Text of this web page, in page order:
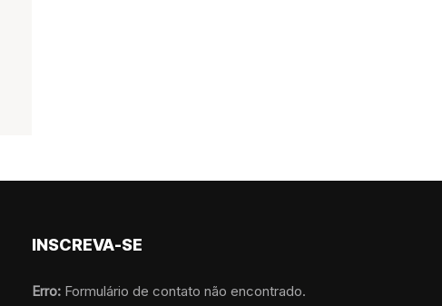
INSCREVA-SE
Erro: Formulário de contato não encontrado.